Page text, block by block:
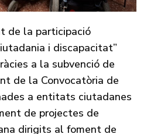
de la participació
i discapacitat”
a la subvenció de
de la Convocatòria de
a entitats ciutadanes
de projectes de
dirigits al foment de